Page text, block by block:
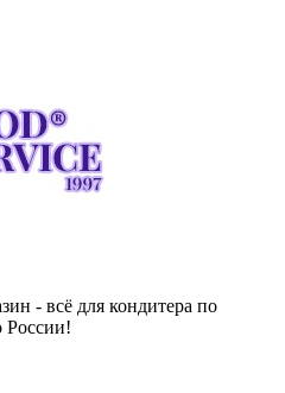
- всё для кондитера по
России!